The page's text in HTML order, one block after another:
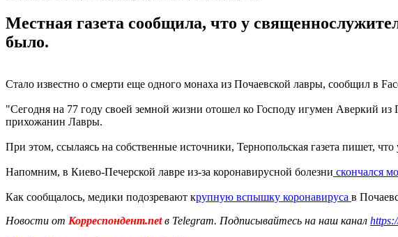
Местная газета сообщила, что у
было.
Стало известно о смерти еще одного монаха из Почаевской лавры, сообщил в
"Сегодня на 77 году своей земной жизни отошел ко Господу игумен Аверкий
прихожанин Лавры.
При этом, ссылаясь на собственные источники, Тернопольская газета пишет,
Напомним, в Киево-Печерской лавре из-за коронавирусной болезни скончался
Как сообщалось, медики подозревают крупную вспышку коронавируса в
Новости от Корреспондент.netв Telegram. Подписывайтесь на наш канал